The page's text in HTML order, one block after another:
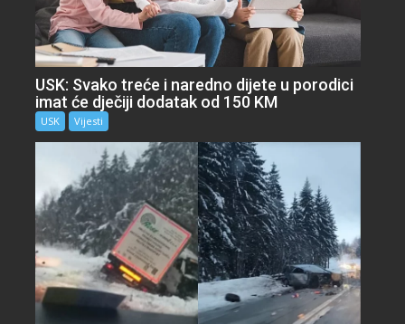
USK: Svako treće i naredno dijete u porodici
imat će dječiji dodatak od 150 KM
USK Vijesti